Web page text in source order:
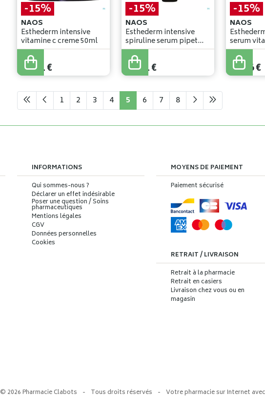
-15%
NAOS
Esthederm intensive
vitamine c creme 50ml
79,90
67,91€
-15%
NAOS
Esthederm intensive
spiruline serum pipet
30ml
79,90
67,91€
-15%
NAOS
86,90
73,86€
1 2 3 4 5 6 7 8
INFORMATIONS
Qui sommes-nous ?
Déclarer un effet indésirable
Poser une question / Soins
pharmaceutiques
Mentions légales
CGV
Données personnelles
Cookies
MOYENS DE PAIEMENT
Paiement sécurisé
RETRAIT / LIVRAISON
Retrait à la pharmacie
Retrait en casiers
Livraison chez vous ou en
magasin
© 2026 Pharmacie Clabots - Tous droits réservés - Votre pharmacie sur Internet avec